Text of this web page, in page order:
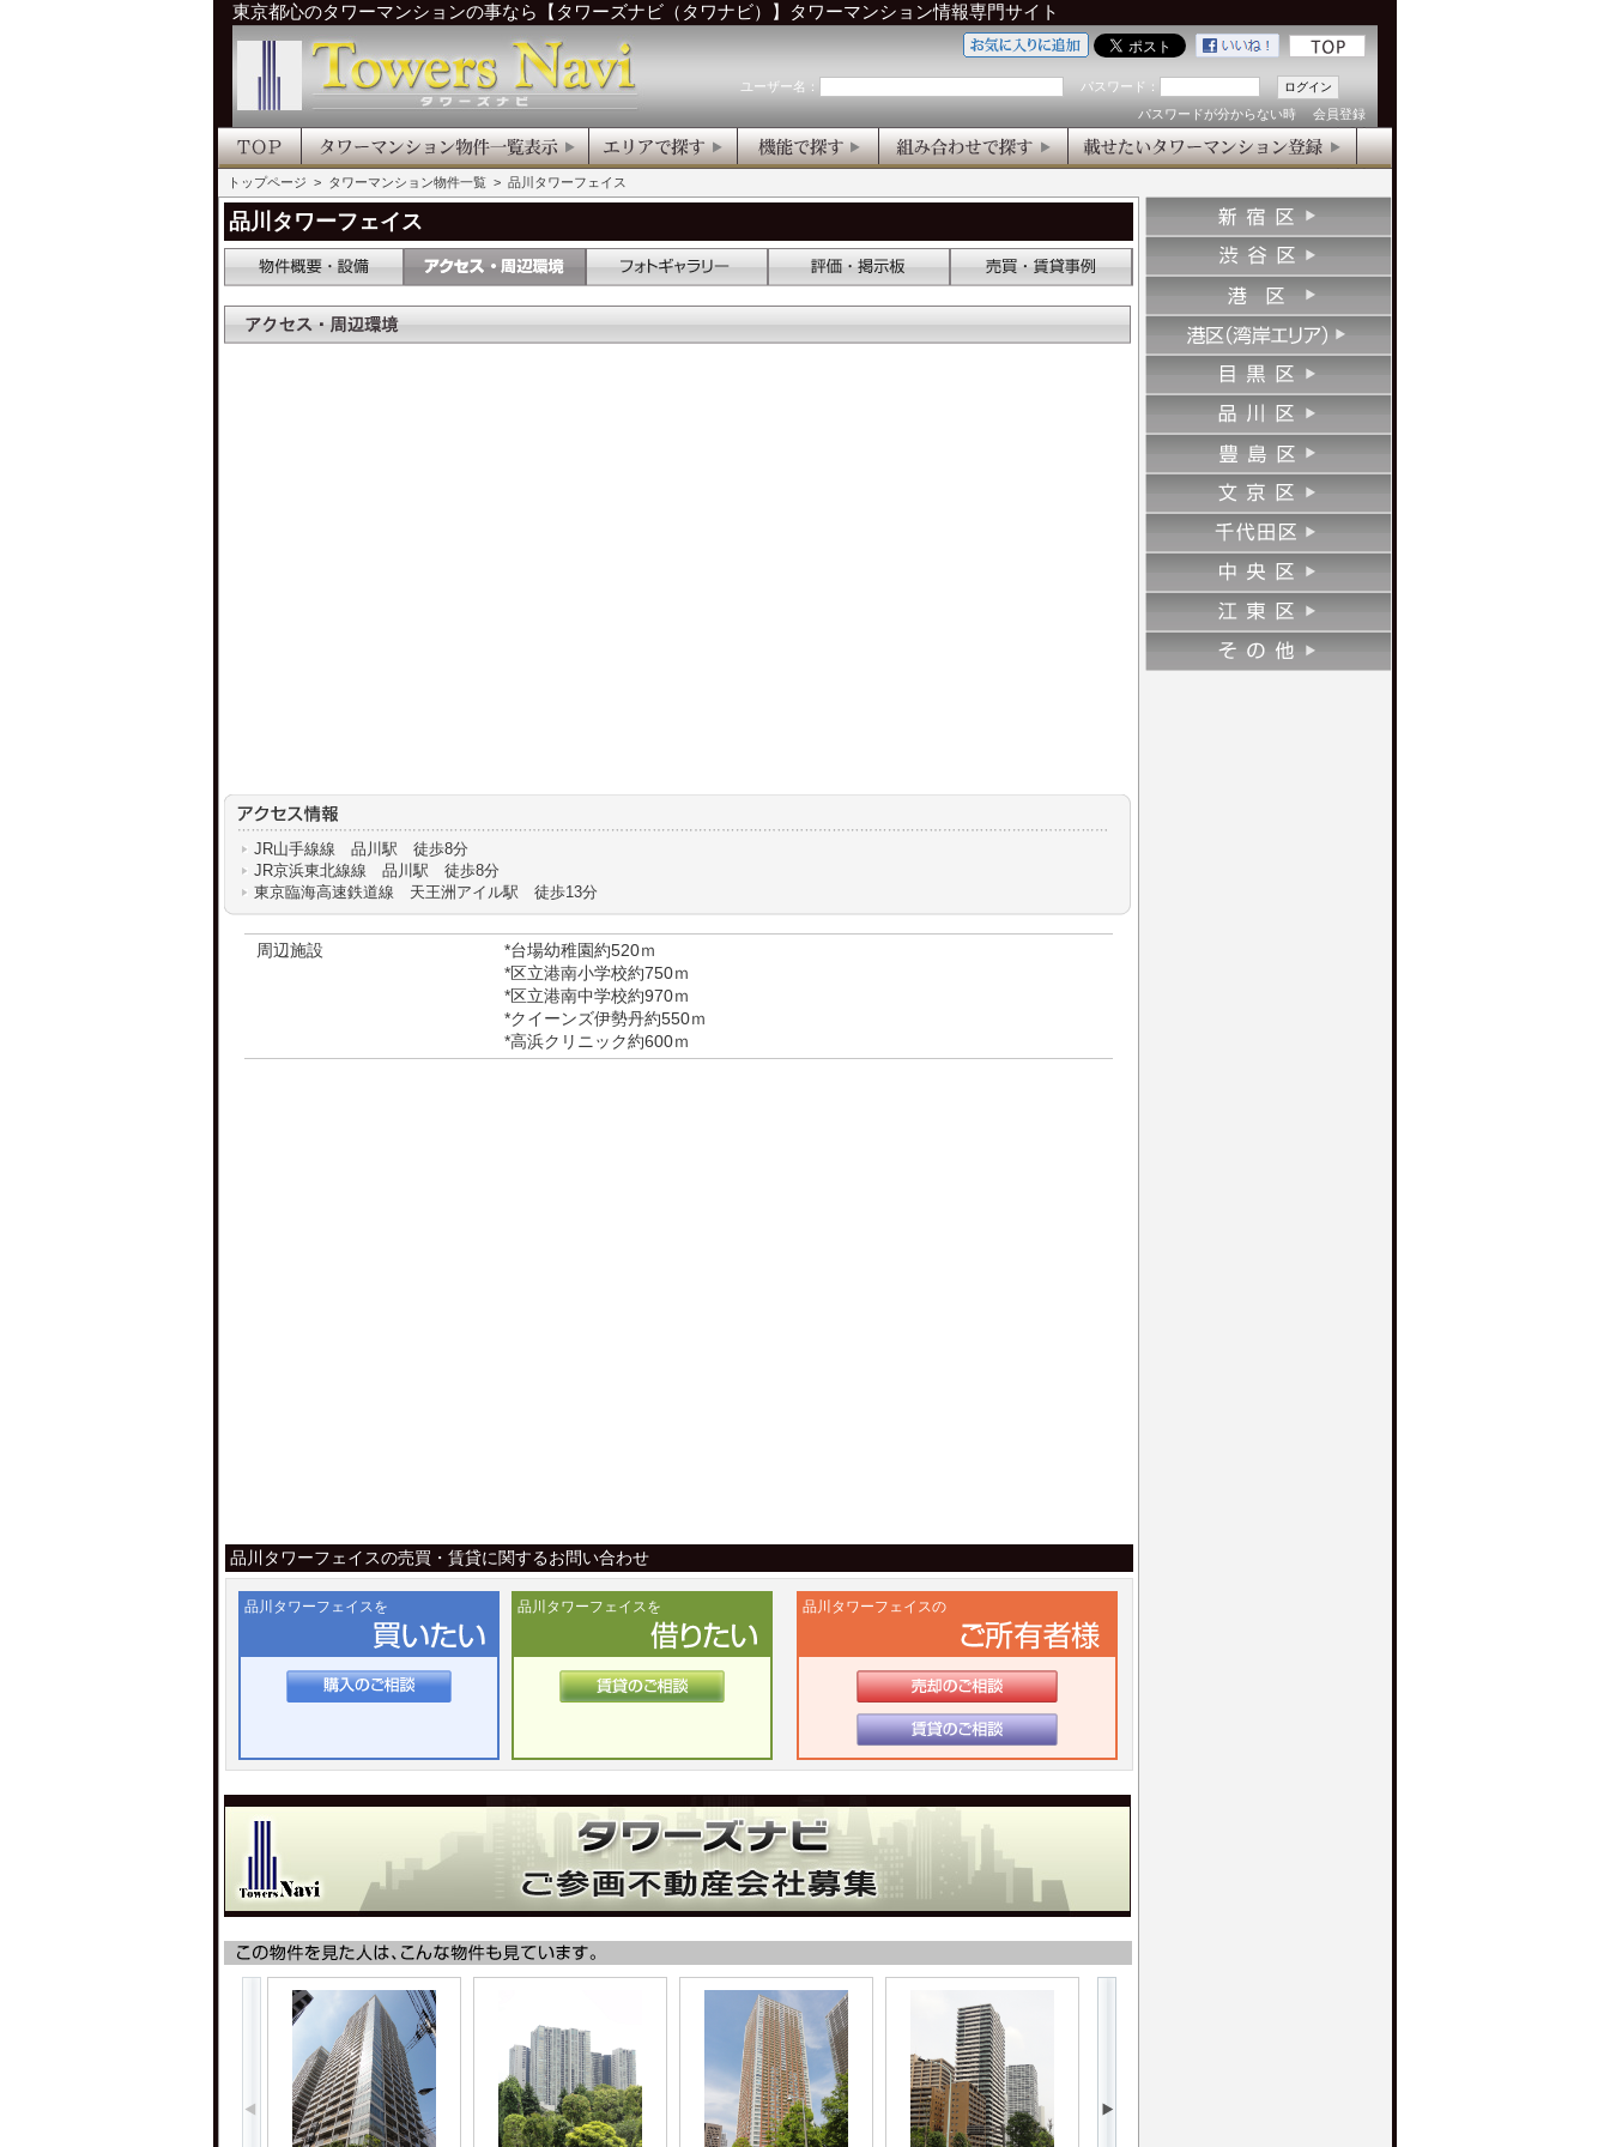
東京都心のタワーマンションの事なら【タワーズナビ（タワナビ）】タワーマンション情報専門サイト
ユーザー名：
パスワード：
パスワードが分からない時
会員登録
トップページ > タワーマンション物件一覧 > 品川タワーフェイス
品川タワーフェイス
JR山手線線 品川駅 徒歩8分
JR京浜東北線線 品川駅 徒歩8分
東京臨海高速鉄道線 天王洲アイル駅 徒歩13分
周辺施設
*台場幼稚園約520ｍ
*区立港南小学校約750ｍ
*区立港南中学校約970ｍ
*クイーンズ伊勢丹約550ｍ
*高浜クリニック約600ｍ
品川タワーフェイスの売買・賃貸に関するお問い合わせ
品川タワーフェイスを 品川タワーフェイスを 品川タワーフェイスの